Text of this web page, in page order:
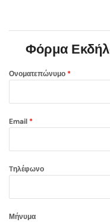
Φόρμα
Ονοματεπώνυμο *
Email *
Tηλέφωνο
Μήνυμα